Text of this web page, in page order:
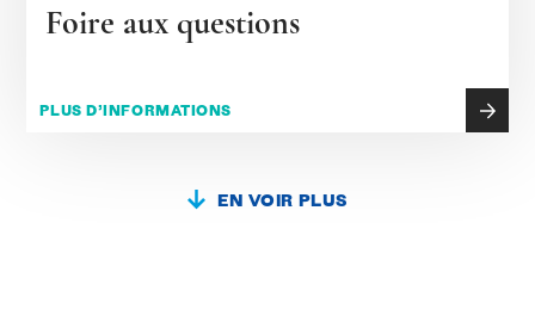
Foire aux questions
PLUS D’INFORMATIONS
EN VOIR PLUS